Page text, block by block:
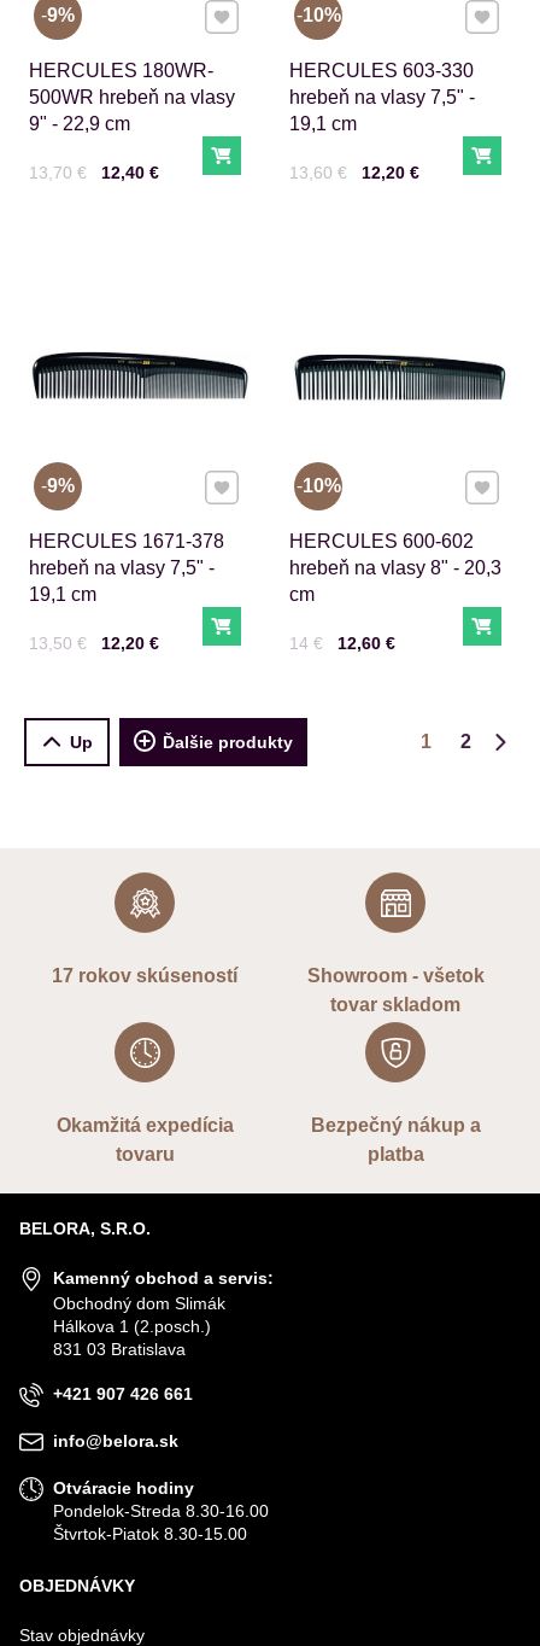
HERCULES 180WR-
500WR hrebeň na vlasy
9" - 22,9 cm
Cena s DPH12,40 €
Pred zľavou:
13,70 € Do košíka
9% Pridať k Obľúbeným
HERCULES 603-330
hrebeň na vlasy 7,5" -
19,1 cm
Cena s DPH12,20 €
Pred zľavou:
13,60 € Do
10% Pridať
HERCULES 1671-378
hrebeň na vlasy 7,5" -
19,1 cm
Cena s DPH12,20 €
Pred zľavou:
13,50 € Do košíka
9% Pridať k Obľúbeným
HERCULES 600-602
hrebeň na vlasy 8" - 20,3
cm
Cena s DPH
12,60 €
Pred zľavou:
14 € Do
10% Pridať
Up Ďalšie produkty 1
2
17 rokov skúseností
Showroom - všetok
tovar skladom
Okamžitá expedícia
tovaru
Bezpečný nákup a
platba
BELORA, S.R.O.
Kamenný obchod a servis:
Obchodný dom Slimák
Hálkova 1 (2.posch.)
831 03 Bratislava
+421 907 426 661
info@belora.sk
Otváracie hodiny
Pondelok-Streda 8.30-16.00
Štvrtok-Piatok 8.30-15.00
OBJEDNÁVKY
Stav objednávky